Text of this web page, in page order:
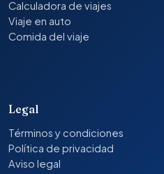
Calculadora de viajes
Viaje en auto
Comida del viaje
Legal
Términos y condiciones
Política de privacidad
Aviso legal